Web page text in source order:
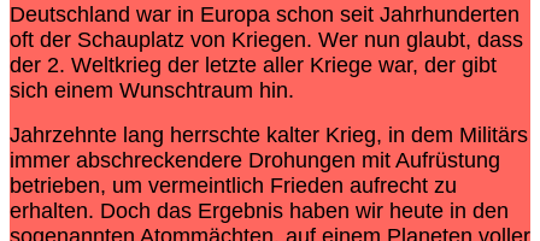
Deutschland war in Europa schon seit Jahrhunderten
oft der Schauplatz von Kriegen. Wer nun glaubt, dass
der 2. Weltkrieg der letzte aller Kriege war, der gibt
sich einem Wunschtraum hin.
Jahrzehnte lang herrschte kalter Krieg, in dem Militärs
immer abschreckendere Drohungen mit Aufrüstung
betrieben, um vermeintlich Frieden aufrecht zu
erhalten. Doch das Ergebnis haben wir heute in den
sogenannten Atommächten, auf einem Planeten voller